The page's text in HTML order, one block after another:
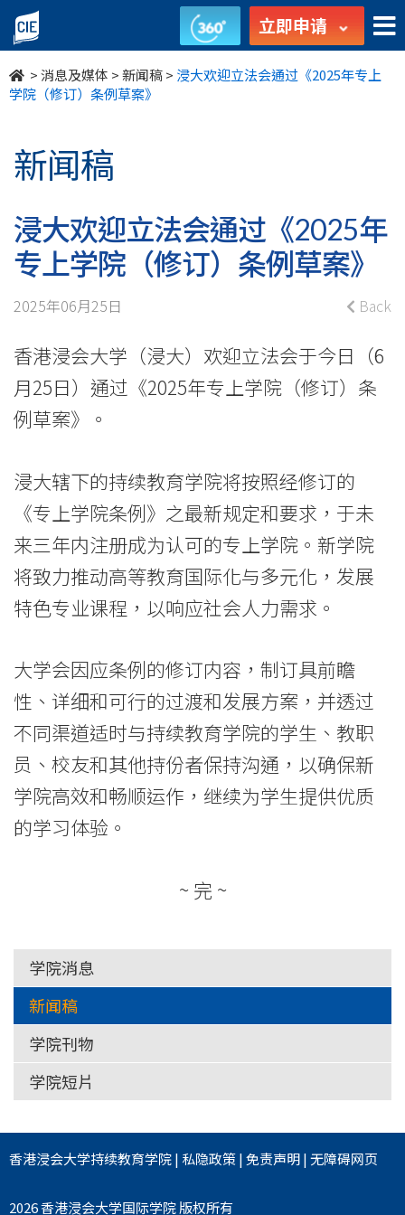
浸
大
欢
立
法
会
通
《2025
年
上
学
院
（修
条
例
草
案》
消
息
国
际
学
立即申请
>消息及媒体 >新闻稿> 浸大欢迎立法会通过《2025年专上
学院（修订）条例草案》
新闻稿
浸大欢迎立法会通过《2025年
专上学院（修订）条例草案》
2025年06月25日 Back
香港浸会大学（浸大）欢迎立法会于今日（6
月25日）通过《2025年专上学院（修订）条
例草案》。
浸大辖下的持续教育学院将按照经修订的
《专上学院条例》之最新规定和要求，于未
来三年内注册成为认可的专上学院。新学院
将致力推动高等教育国际化与多元化，发展
特色专业课程，以响应社会人力需求。
大学会因应条例的修订内容，制订具前瞻
性、详细和可行的过渡和发展方案，并透过
不同渠道适时与持续教育学院的学生、教职
员、校友和其他持份者保持沟通，以确保新
学院高效和畅顺运作，继续为学生提供优质
的学习体验。
~ 完 ~
学院消息
新闻稿
学院刊物
学院短片
香港浸会大学持续教育学院| 私隐政策|免责声明|无障碍网页
2026 香港浸会大学国际学院 版权所有